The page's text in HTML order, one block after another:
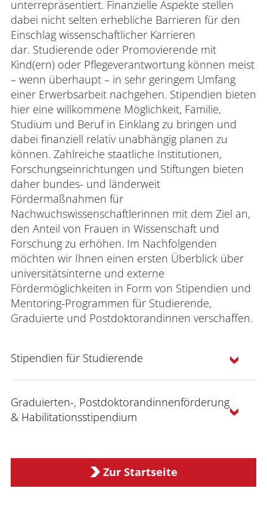
in den Damentoiletten im Erdgeschoss
der Gebäude E, M, G und H,
in der „Toilette für Alle“ im F-Gebäude
und
in der Damentoilette im Untergeschoss
des D-Gebäudes.
unterrepräsentiert. Finanzielle Aspekte stellen
dabei nicht selten erhebliche Barrieren für den
Einschlag wissenschaftlicher Karrieren
dar. Studierende oder Promovierende mit
Kind(ern) oder Pflegeverantwortung können meist
– wenn überhaupt – in sehr geringem Umfang
einer Erwerbsarbeit nachgehen. Stipendien bieten
hier eine willkommene Möglichkeit, Familie,
Studium und Beruf in Einklang zu bringen und
dabei finanziell relativ unabhängig planen zu
können. Zahlreiche staatliche Institutionen,
Forschungseinrichtungen und Stiftungen bieten
daher bundes- und länderweit
Fördermaßnahmen für
Nachwuchswissenschaftlerinnen mit dem Ziel an,
den Anteil von Frauen in Wissenschaft und
Forschung zu erhöhen. Im Nachfolgenden
möchten wir Ihnen einen ersten Überblick über
universitätsinterne und externe
Fördermöglichkeiten in Form von Stipendien und
Mentoring-Programmen für Studierende,
Graduierte und Postdoktorandinnen verschaffen.
Stipendien für Studierende
Graduierten-, Postdoktorandinnenförderung
& Habilitationsstipendium
Nachwuchs & KarriereZur Startseite